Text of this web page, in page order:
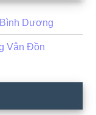
Dương
Vân Đồn